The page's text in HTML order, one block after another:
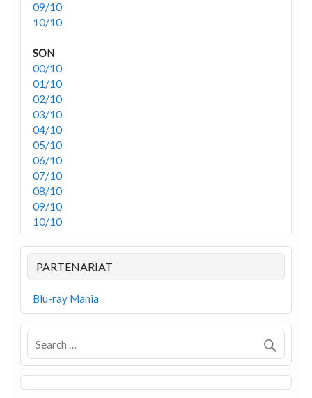
09/10
10/10
SON
00/10
01/10
02/10
03/10
04/10
05/10
06/10
07/10
08/10
09/10
10/10
PARTENARIAT
Blu-ray Mania